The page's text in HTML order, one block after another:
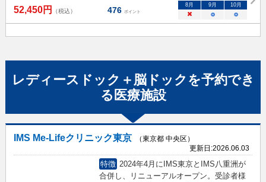
52,450円 （税込） 476 ポイント
8 月 9 月 10月
× ○ ○
レディースドック＋脳ドック を予約でき
る 医療施設
IMS Me-Lifeクリニック東京
（東京都 中央区）
更新日:2026.06.03
特徴 2024年4月にIMS東京とIMS八重洲が
合併し、リニューアルオープン。受診者様